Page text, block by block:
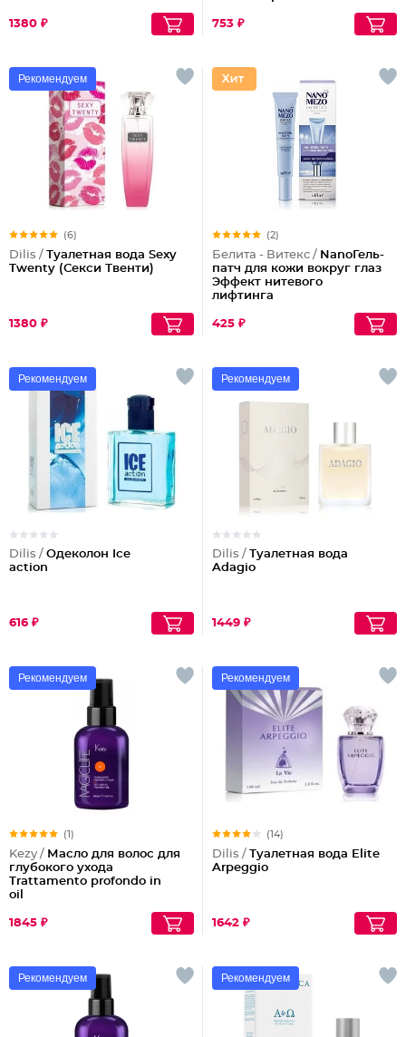
1380 ₽ 753 ₽
Рекомендуем
(6)
Dilis / Туалетная вода Sexy
Twenty (Секси Твенти)
1380 ₽
(2)
Белита - Витекс / NanoГель-
патч для кожи вокруг глаз
Эффект нитевого
лифтинга
425 ₽
Рекомендуем
Dilis / Одеколон Ice
action
616 ₽
Рекомендуем
Dilis / Туалетная вода
Adagio
1449 ₽
Рекомендуем
(1)
Kezy / Масло для волос для
глубокого ухода
Trattamento profondo in
oil
1845 ₽
Рекомендуем
(14)
Dilis / Туалетная вода Elite
Arpeggio
1642 ₽
Рекомендуем Рекомендуем